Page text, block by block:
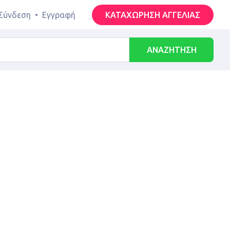
• Εγγραφή ΚΑΤΑΧΩΡΗΣΗ ΑΓΓΕΛΙΑΣ
ΑΝΑΖΗΤΗΣΗ